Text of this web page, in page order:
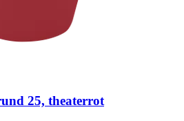
25, theaterrot